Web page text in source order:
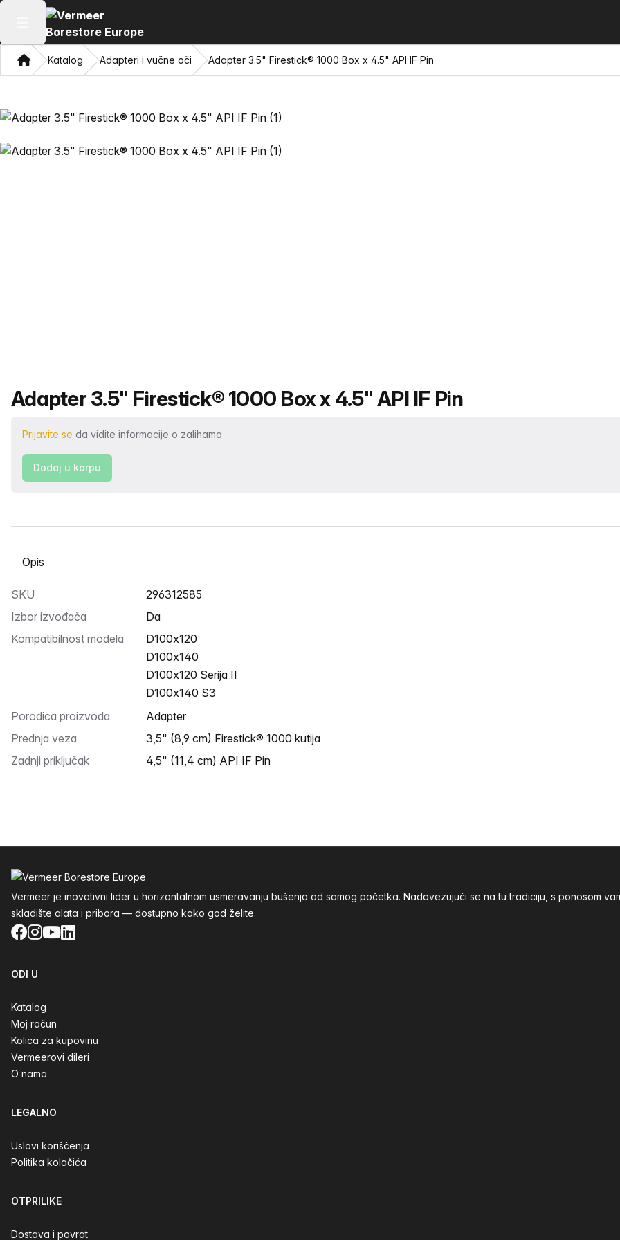
Otvori glavni meni
DomKatalog Adapteri i vučne oči Adapter 3.5" Firestick® 1000 Box x 4.5" API IF Pin
Naziv proizvoda
Adapter 3.5" Firestick® 1000 Box x 4.5" API IF Pin
Prijavite se da vidite informacije o zalihama
Dodaj u korpu
Odaberite karticu
SKU
296312585
Izbor izvođača
Da
Kompatibilnost modela
D100x120
D100x140
D100x120 Serija II
D100x140 S3
Porodica proizvoda
Adapter
Prednja veza
3,5" (8,9 cm) Firestick® 1000 kutija
Zadnji priključak
4,5" (11,4 cm) API IF Pin
Vermeer je inovativni lider u horizontalnom usmeravanju bušenja od samog početka. Nadovezujući se na tu tradiciju, s ponosom
skladište alata i pribora — dostupno kako god želite.
Facebook
Instagram
YouTube
LinkedIn
ODI U
Katalog
Moj račun
Kolica za kupovinu
Vermeerovi dileri
O nama
LEGALNO
Uslovi korišćenja
Politika kolačića
OTPRILIKE
Dostava i povrat